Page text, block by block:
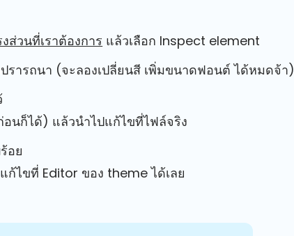
ส่วนที่เราต้องการ แล้วเลือก Inspect element
ารถนา (จะลองเปลี่ยนสี เพิ่มขนาดฟอนต์ ได้หมดจ้า)
นก็ได้) แล้วนำไปแก้ไขที่ไฟล์จริง
อย
ก้ไขที่ Editor ของ theme ได้เลย